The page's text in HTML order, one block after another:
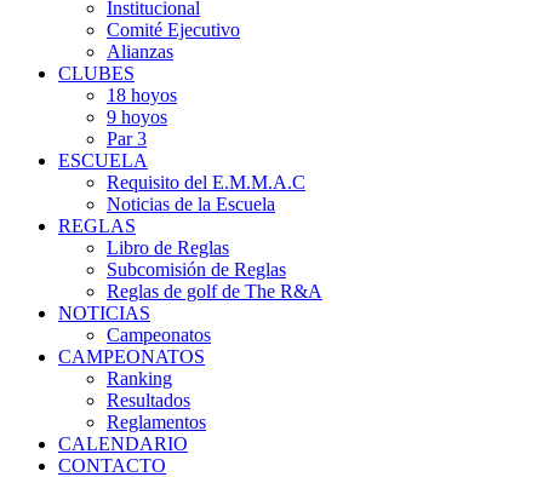
Institucional
Comité Ejecutivo
Alianzas
CLUBES
18 hoyos
9 hoyos
Par 3
ESCUELA
Requisito del E.M.M.A.C
Noticias de la Escuela
REGLAS
Libro de Reglas
Subcomisión de Reglas
Reglas de golf de The R&A
NOTICIAS
Campeonatos
CAMPEONATOS
Ranking
Resultados
Reglamentos
CALENDARIO
CONTACTO